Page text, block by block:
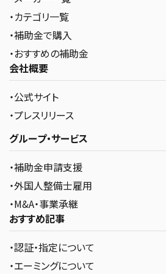
・カテゴリ一覧
・補助金で購入
・おすすめの補助金
会社概要
・公式サイト
・プレスリリース
グループ・サービス
・補助金申請支援
・外国人整備士雇用
・M&A・事業承継
おすすめ記事
・認証・指定について
・エーミングについて